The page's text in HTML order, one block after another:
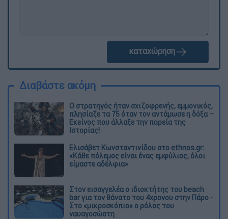
καταχώρηση
Διαβάστε ακόμη
O στρατηγός ήταν σχιζοφρενής, εμμονικός,
πλησίαζε τα 75 όταν τον αντάμωσε η δόξα –
Εκείνος που άλλαξε την πορεία της
Ιστορίας!
Ελισάβετ Κωνσταντινίδου στο ethnos.gr:
«Κάθε πόλεμος είναι ένας εμφύλιος, όλοι
είμαστε αδέλφια»
Στον εισαγγελέα ο ιδιοκτήτης του beach
bar για τον θάνατο του 4χρονου στην Πάρο -
Στο «μικροσκόπιο» ο ρόλος του
ναυαγοσώστη